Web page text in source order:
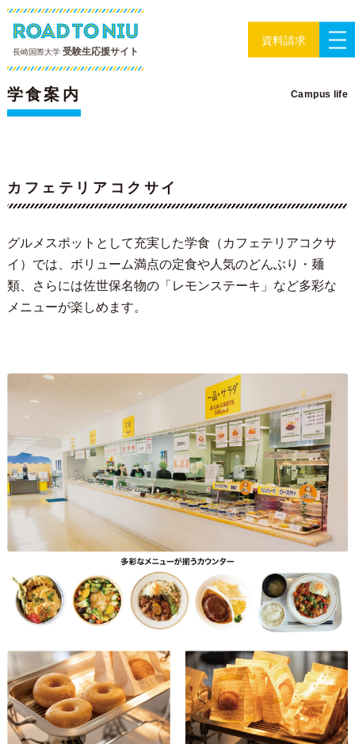
長崎国際大学 受験生応援サイト
資料請求
学食案内
キャンパスライフ
Campus life
カフェテリアコクサイ
グルメスポットとして充実した学食（カフェテリアコクサ
イ）では、ボリューム満点の定食や人気のどんぶり・麺
類、さらには佐世保名物の「レモンステーキ」など多彩な
メニューが楽しめます。